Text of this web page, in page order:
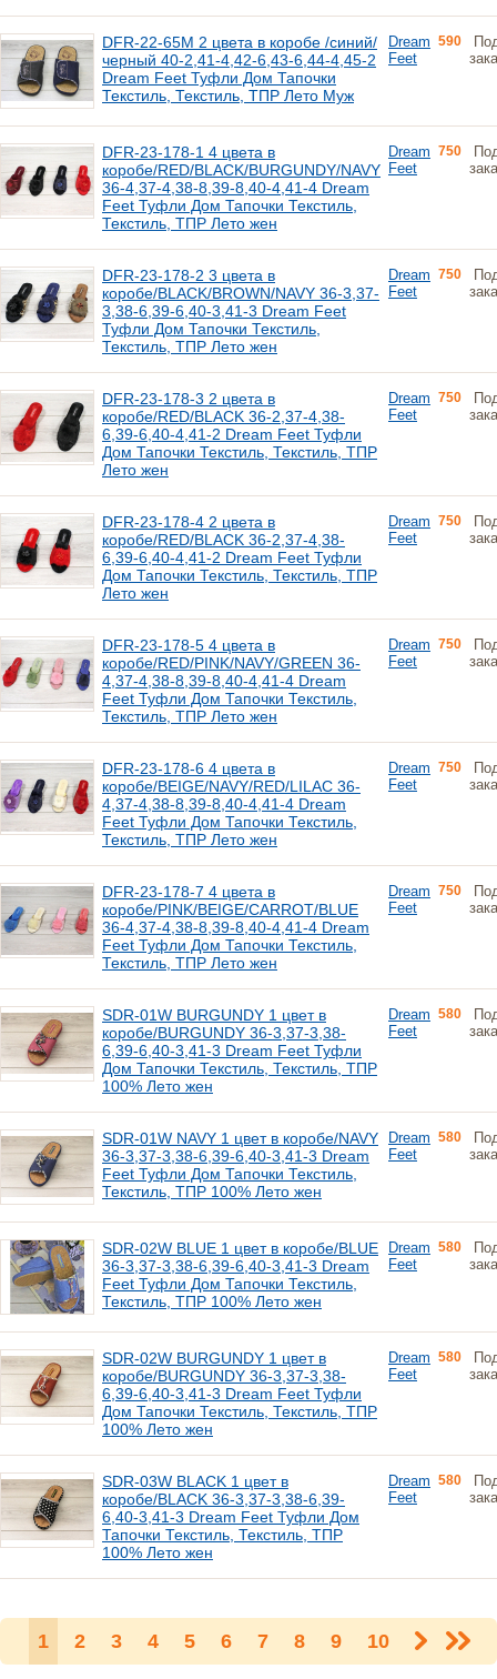
DFR-22-65M 2 цвета в коробе /синий/
черный 40-2,41-4,42-6,43-6,44-4,45-2
Dream Feet Туфли Дом Тапочки
Текстиль, Текстиль, ТПР Лето Муж
Dream
Feet
590
DFR-23-178-1 4 цвета в
коробе/RED/BLACK/BURGUNDY/NAVY
36-4,37-4,38-8,39-8,40-4,41-4 Dream
Feet Туфли Дом Тапочки Текстиль,
Текстиль, ТПР Лето жен
Dream
Feet
750
DFR-23-178-2 3 цвета в
коробе/BLACK/BROWN/NAVY 36-3,37-
3,38-6,39-6,40-3,41-3 Dream Feet
Туфли Дом Тапочки Текстиль,
Текстиль, ТПР Лето жен
Dream
Feet
750
DFR-23-178-3 2 цвета в
коробе/RED/BLACK 36-2,37-4,38-
6,39-6,40-4,41-2 Dream Feet Туфли
Дом Тапочки Текстиль, Текстиль, ТПР
Лето жен
Dream
Feet
750
DFR-23-178-4 2 цвета в
коробе/RED/BLACK 36-2,37-4,38-
6,39-6,40-4,41-2 Dream Feet Туфли
Дом Тапочки Текстиль, Текстиль, ТПР
Лето жен
Dream
Feet
750
DFR-23-178-5 4 цвета в
коробе/RED/PINK/NAVY/GREEN 36-
4,37-4,38-8,39-8,40-4,41-4 Dream
Feet Туфли Дом Тапочки Текстиль,
Текстиль, ТПР Лето жен
Dream
Feet
750
DFR-23-178-6 4 цвета в
коробе/BEIGE/NAVY/RED/LILAC 36-
4,37-4,38-8,39-8,40-4,41-4 Dream
Feet Туфли Дом Тапочки Текстиль,
Текстиль, ТПР Лето жен
Dream
Feet
750
DFR-23-178-7 4 цвета в
коробе/PINK/BEIGE/CARROT/BLUE
36-4,37-4,38-8,39-8,40-4,41-4 Dream
Feet Туфли Дом Тапочки Текстиль,
Текстиль, ТПР Лето жен
Dream
Feet
750
SDR-01W BURGUNDY 1 цвет в
коробе/BURGUNDY 36-3,37-3,38-
6,39-6,40-3,41-3 Dream Feet Туфли
Дом Тапочки Текстиль, Текстиль, ТПР
100% Лето жен
Dream
Feet
580
SDR-01W NAVY 1 цвет в коробе/NAVY
36-3,37-3,38-6,39-6,40-3,41-3 Dream
Feet Туфли Дом Тапочки Текстиль,
Текстиль, ТПР 100% Лето жен
Dream
Feet
580
SDR-02W BLUE 1 цвет в коробе/BLUE
36-3,37-3,38-6,39-6,40-3,41-3 Dream
Feet Туфли Дом Тапочки Текстиль,
Текстиль, ТПР 100% Лето жен
Dream
Feet
580
SDR-02W BURGUNDY 1 цвет в
коробе/BURGUNDY 36-3,37-3,38-
6,39-6,40-3,41-3 Dream Feet Туфли
Дом Тапочки Текстиль, Текстиль, ТПР
100% Лето жен
Dream
Feet
580
SDR-03W BLACK 1 цвет в
коробе/BLACK 36-3,37-3,38-6,39-
6,40-3,41-3 Dream Feet Туфли Дом
Тапочки Текстиль, Текстиль, ТПР
100% Лето жен
Dream
Feet
580
1 2 3 4 5 6 7 8 9 10